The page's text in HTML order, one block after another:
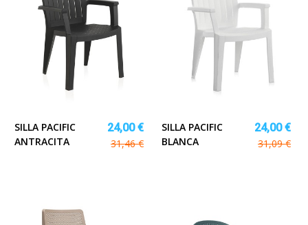
SILLA PACIFIC
ANTRACITA
24,00 €
31,46 €
SILLA PACIFIC
BLANCA
24,00 €
31,09 €